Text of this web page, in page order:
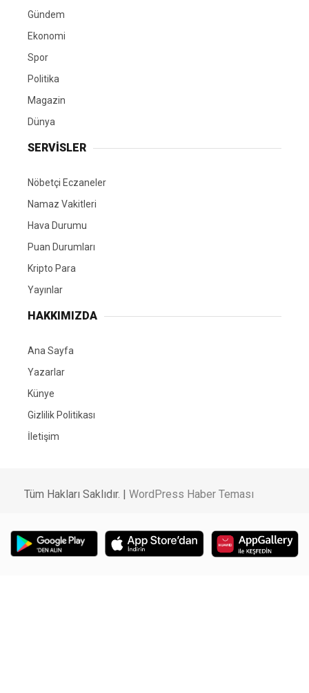
Gündem
Ekonomi
Spor
Politika
Magazin
Dünya
SERVİSLER
Nöbetçi Eczaneler
Namaz Vakitleri
Hava Durumu
Puan Durumları
Kripto Para
Yayınlar
HAKKIMIZDA
Ana Sayfa
Yazarlar
Künye
Gizlilik Politikası
İletişim
Tüm Hakları Saklıdır. | WordPress Haber Teması